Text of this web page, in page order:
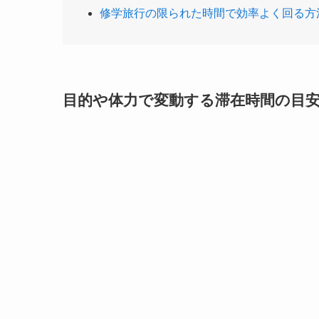
修学旅行の限られた時間で効率よく回る方
目的や体力で変動する滞在時間の目